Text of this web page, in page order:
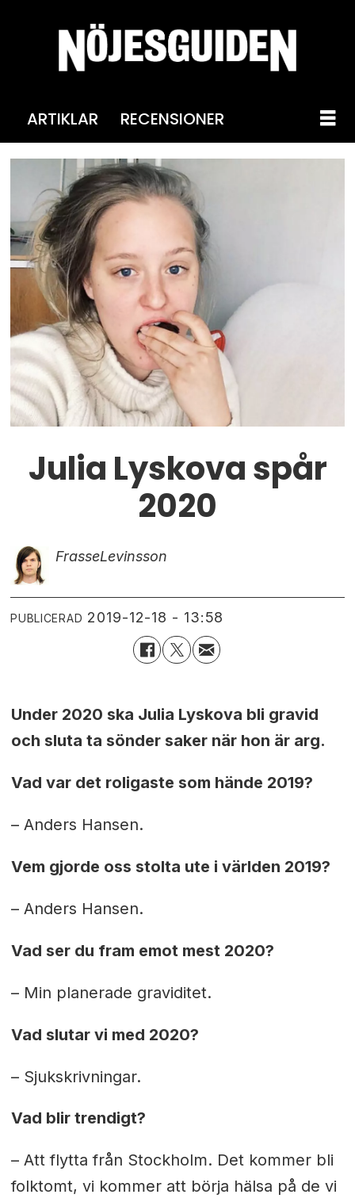
ARTIKLAR RECENSIONER
Julia Lyskova spår
2020
FrasseLevinsson
PUBLICERAD 2019-12-18 - 13:58
Under 2020 ska Julia Lyskova bli gravid
och sluta ta sönder saker när hon är arg.
Vad var det roligaste som hände 2019?
– Anders Hansen.
Vem gjorde oss stolta ute i världen 2019?
– Anders Hansen.
Vad ser du fram emot mest 2020?
– Min planerade graviditet.
Vad slutar vi med 2020?
– Sjukskrivningar.
Vad blir trendigt?
– Att flytta från Stockholm. Det kommer bli
folktomt, vi kommer att börja hälsa på de vi